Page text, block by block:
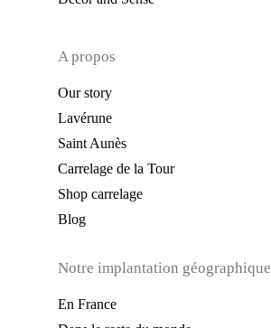
A propos
Our story
Lavérune
Saint Aunès
Carrelage de la Tour
Shop carrelage
Blog
Notre implantation géographique
En France